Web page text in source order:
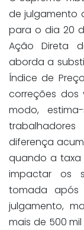
de julgamento
para o dia 20
Ação Direta
aborda a
Índice de
correções dos
modo,
diferença
quando a taxa
impactar os
tomada após
julgamento,
mais de 500